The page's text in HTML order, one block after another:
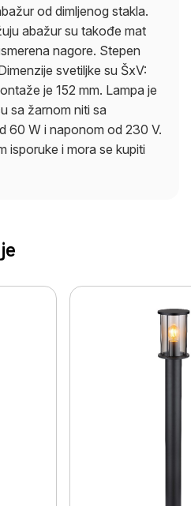
od dimljenog stakla.
abažur su takođe mat
nagore. Stepen
svetiljke su ŠxV:
je 152 mm. Lampa je
sa žarnom niti sa
60 W i naponom od 230 V.
isporuke i mora se kupiti